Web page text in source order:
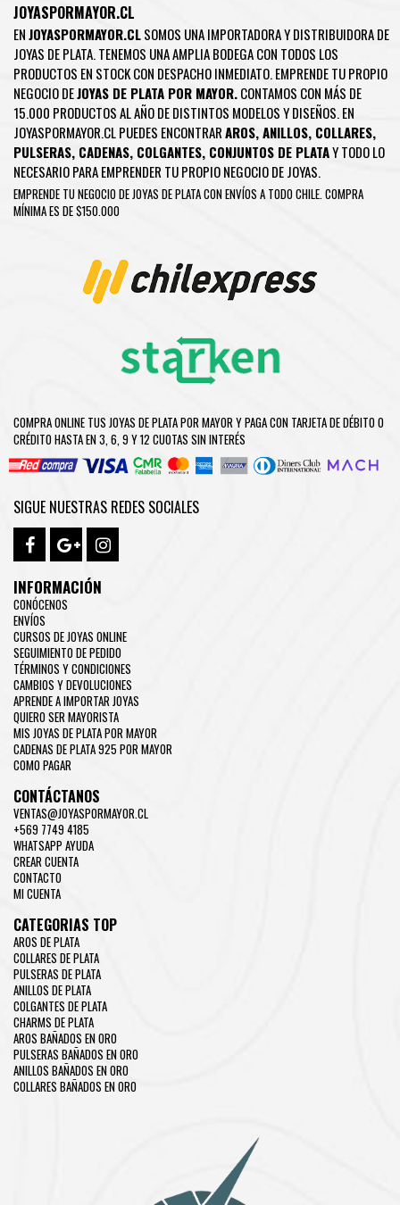
JOYASPORMAYOR.CL
ENJOYASPORMAYOR.CLSOMOS UNA IMPORTADORA Y DISTRIBUIDORA DE
JOYAS DE PLATA. TENEMOS UNA AMPLIA BODEGA CON TODOS LOS
PRODUCTOS EN STOCK CON DESPACHO INMEDIATO. EMPRENDE TU PROPIO
NEGOCIO DEJOYAS DE PLATA POR MAYOR.CONTAMOS CON MÁS DE
15.000 PRODUCTOS AL AÑO DE DISTINTOS MODELOS Y DISEÑOS. EN
JOYASPORMAYOR.CL PUEDES ENCONTRARAROS,ANILLOS, COLLARES,
PULSERAS, CADENAS, COLGANTES, CONJUNTOS DE PLATAY TODO LO
NECESARIO PARA EMPRENDER TU PROPIO NEGOCIO DE JOYAS.
EMPRENDE TU NEGOCIO DE JOYAS DE PLATA CON ENVÍOS A TODO CHILE. COMPRA
MÍNIMA ES DE $150.000
COMPRA ONLINE TUS JOYAS DE PLATA POR MAYOR Y PAGA CON TARJETA DE DÉBITO O
CRÉDITO HASTA EN 3, 6, 9 Y 12 CUOTAS SIN INTERÉS
SIGUE NUESTRAS REDES SOCIALES
INFORMACIÓN
CONÓCENOS
ENVÍOS
CURSOS DE JOYAS ONLINE
SEGUIMIENTO DE PEDIDO
TÉRMINOS Y CONDICIONES
CAMBIOS Y DEVOLUCIONES
APRENDE A IMPORTAR JOYAS
QUIERO SER MAYORISTA
MIS JOYAS DE PLATA POR MAYOR
CADENAS DE PLATA 925 POR MAYOR
COMO PAGAR
CONTÁCTANOS
VENTAS@JOYASPORMAYOR.CL
+569 7749 4185
WHATSAPP AYUDA
CREAR CUENTA
CONTACTO
MI CUENTA
CATEGORIAS TOP
AROS DE PLATA
COLLARES DE PLATA
PULSERAS DE PLATA
ANILLOS DE PLATA
COLGANTES DE PLATA
CHARMS DE PLATA
AROS BAÑADOS EN ORO
PULSERAS BAÑADOS EN ORO
ANILLOS BAÑADOS EN ORO
COLLARES BAÑADOS EN ORO